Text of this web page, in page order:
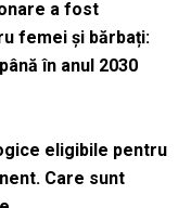
a fost
femei și bărbați:
în anul 2030
eligibile pentru
Care sunt